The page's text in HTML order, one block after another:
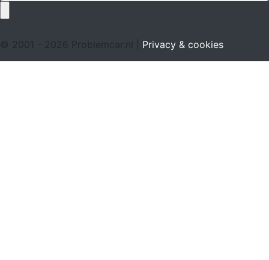
© 2001 - 2026 Problemcar.nl | Privacy & cookies